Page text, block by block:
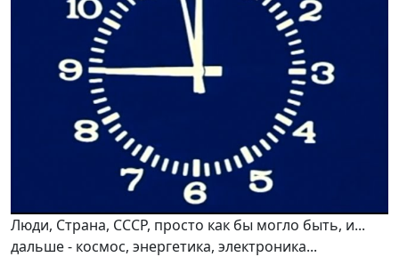
Люди, Страна, СССР, просто как бы могло быть, и...
дальше - космос, энергетика, электроника...